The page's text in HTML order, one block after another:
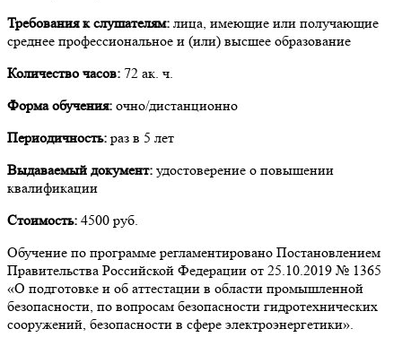
Требования к слушателям: лица, имеющие или получающие
среднее профессиональное и (или) высшее образование
Количество часов: 72 ак. ч.
Форма обучения: очно/дистанционно
Периодичность: раз в 5 лет
Выдаваемый документ: удостоверение о повышении
квалификации
Стоимость: 4500 руб.
Обучение по программе регламентировано Постановлением
Правительства Российской Федерации от 25.10.2019 № 1365
«О подготовке и об аттестации в области промышленной
безопасности, по вопросам безопасности гидротехнических
сооружений, безопасности в сфере электроэнергетики».